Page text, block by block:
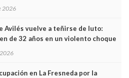
2026
Avilés vuelve a teñirse de luto:
de 32 años en un violento choque
en La Fresneda por la